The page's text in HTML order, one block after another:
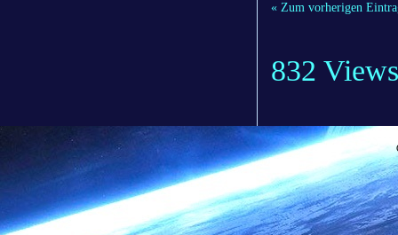
« Zum vorherigen
832 Views